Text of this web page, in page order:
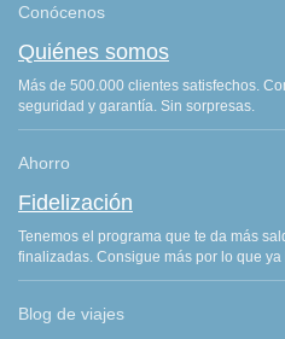
Conócenos
Quiénes somos
Más de 500.000 clientes satisfechos.
seguridad y garantía. Sin sorpresas.
Ahorro
Fidelización
Tenemos el programa que te da más
finalizadas. Consigue más por lo que ya
Blog de viajes